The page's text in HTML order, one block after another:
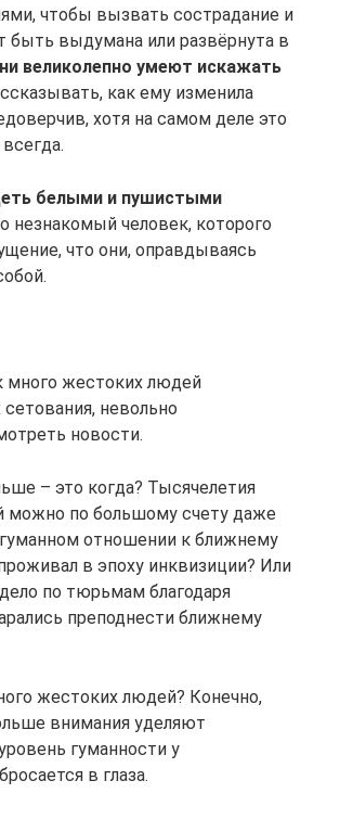
чтобы вызвать сострадание и
выдумана или развёрнута в
великолепно умеют искажать
как ему изменила
хотя на самом деле это
белыми и пушистыми
незнакомый человек, которого
что они, оправдываясь
много жестоких людей
невольно
новости.
– это когда? Тысячелетия
можно по большому счету даже
отношении к ближнему
в эпоху инквизиции? Или
по тюрьмам благодаря
преподнести ближнему
жестоких людей? Конечно,
внимания уделяют
гуманности у
в глаза.